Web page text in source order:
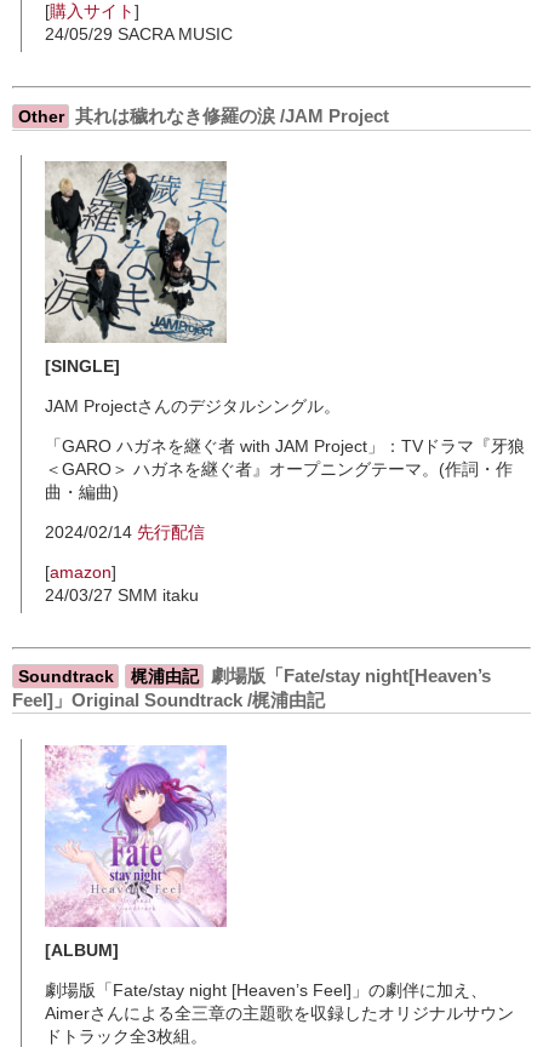
[購入サイト]
24/05/29 SACRA MUSIC
Other 其れは穢れなき修羅の涙 /JAM Project
[SINGLE]
JAM Projectさんのデジタルシングル。
「GARO ハガネを継ぐ者 with JAM Project」：TVドラマ『牙狼
＜GARO＞ ハガネを継ぐ者』オープニングテーマ。(作詞・作
曲・編曲)
2024/02/14 先行配信
[amazon]
24/03/27 SMM itaku
Soundtrack 梶浦由記
劇場版「Fate/stay night[Heaven’s
Feel]」Original Soundtrack /梶浦由記
[ALBUM]
劇場版「Fate/stay night [Heaven’s Feel]」の劇伴に加え、
Aimerさんによる全三章の主題歌を収録したオリジナルサウン
ドトラック全3枚組。